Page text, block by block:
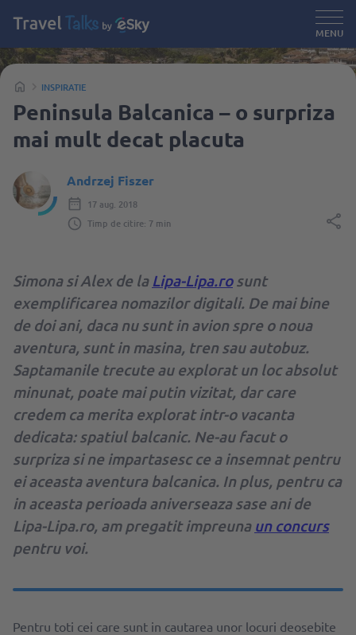
MENU
INSPIRATIE
Peninsula Balcanica – o surpriza
mai mult decat placuta
Andrzej Fiszer
17 aug. 2018
Timp de citire: 7 min
Simona si Alex de la Lipa-Lipa.rosunt
exemplificarea nomazilor digitali. De mai bine
de doi ani, daca nu sunt in avion spre o noua
aventura, sunt in masina, tren sau autobuz.
Saptamanile trecute au explorat un loc absolut
minunat, poate mai putin vizitat, dar care
credem ca merita explorat intr-o vacanta
dedicata: spatiul balcanic. Ne-au facut o
surpriza si ne impartasesc ce a insemnat pentru
ei aceasta aventura balcanica. In plus, pentru ca
in aceasta perioada aniverseaza sase ani de
Lipa-Lipa.ro, am pregatit impreuna un concurs
pentru voi.
Pentru toti cei care sunt in cautarea unor locuri deosebite